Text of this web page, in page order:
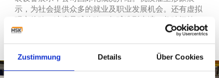
Zustimmung Details Über Cookies
示，为社会提供众多的就业及职业发展机会。还有虚拟
现实体验，速度足球体验，气球造型表演，趣味问答，
充气城堡等精彩纷呈的活动，以及多种美食。